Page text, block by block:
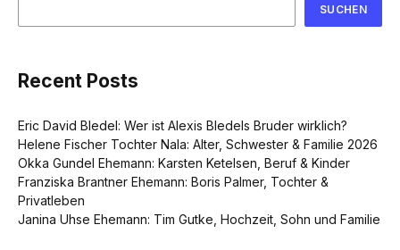
SUCHEN
Recent Posts
Eric David Bledel: Wer ist Alexis Bledels Bruder wirklich?
Helene Fischer Tochter Nala: Alter, Schwester & Familie 2026
Okka Gundel Ehemann: Karsten Ketelsen, Beruf & Kinder
Franziska Brantner Ehemann: Boris Palmer, Tochter &
Privatleben
Janina Uhse Ehemann: Tim Gutke, Hochzeit, Sohn und Familie